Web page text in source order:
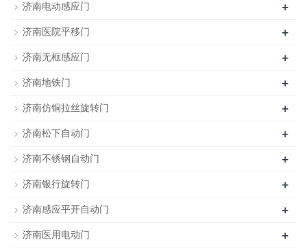
济南电动感应门 +
济南医院平移门 +
济南无框感应门 +
济南地铁门 +
济南仿铜拉丝旋转门 +
济南松下自动门 +
济南不锈钢自动门 +
济南银行旋转门 +
济南感应平开自动门 +
济南医用电动门 +